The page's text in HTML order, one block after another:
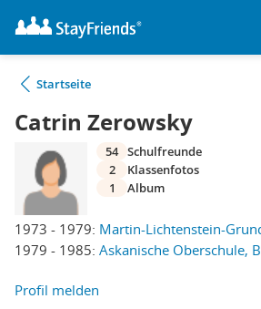
Startseite
Catrin Zerowsky
1973 - 1979: Martin-Lichtenstein-
1979 - 1985: Askanische Oberschule,
54 Schulfreunde
2
Klassenfotos
1
Album
Profil melden